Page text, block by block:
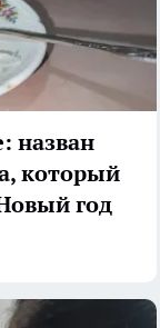
назван
который
год